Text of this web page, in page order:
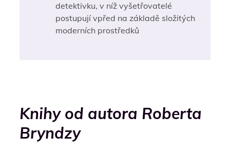
detektivku, v níž vyšetřovatelé
postupují vpřed na základě složitých
moderních prostředků
Knihy od autora Roberta
Bryndzy